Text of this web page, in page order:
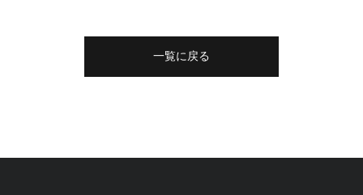
一覧に戻る